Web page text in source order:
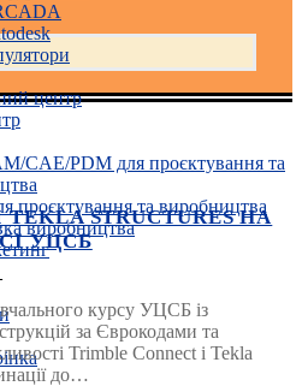
центр
CAE/PDM для проєктування та
проєктування та виробництва
виробництва
TEKLA STRUCTURES НА
УЦСБ
курсу УЦСБ із
за Єврокодами та
Trimble Connect і Tekla
до…